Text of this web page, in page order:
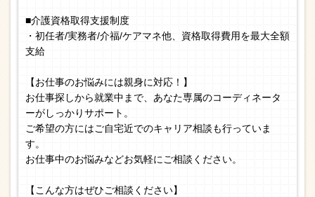
■介護資格取得支援制度
・初任者/実務者/介福/ケアマネ他、資格取得費用を最大全額
支給
【お仕事のお悩みには親身に対応！】
お仕事探しから就業中まで、あなた専属のコーディネータ
ーがしっかりサポート。
ご希望の方にはご自宅近でのキャリア相談も行っていま
す。
お仕事中のお悩みなどお気軽にご相談ください。
【こんな方はぜひご相談ください】